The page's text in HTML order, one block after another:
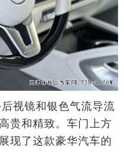
视镜和银色气流导流
贵和精致。车门上方
现了这款豪华汽车的